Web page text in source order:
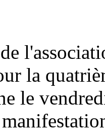
la
le